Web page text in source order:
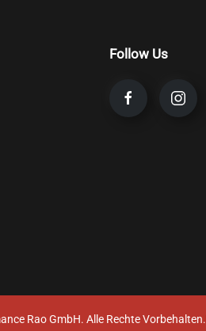
Follow Us
Rao GmbH. Alle Rechte Vorbehalten.